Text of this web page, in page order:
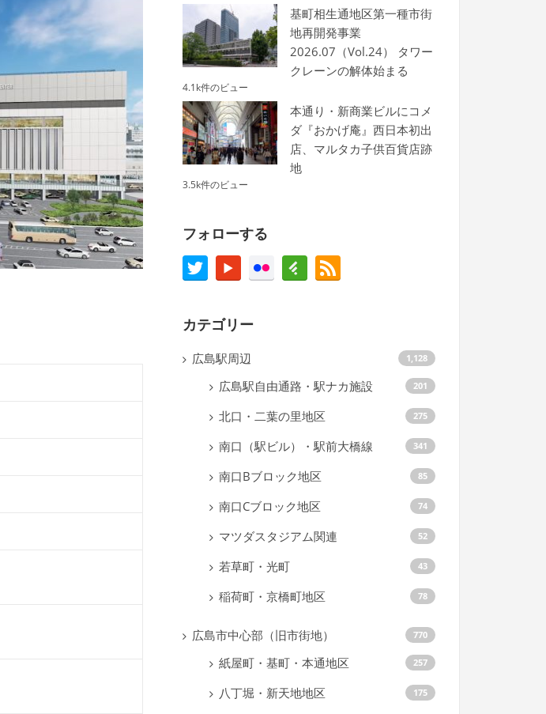
基町相生通地区第一種市街
地再開発事業
2026.07（Vol.24） タワー
クレーンの解体始まる
4.1k件のビュー
本通り・新商業ビルにコメ
ダ『おかげ庵』西日本初出
店、マルタカ子供百貨店跡
地
3.5k件のビュー
フォローする
カテゴリー
広島駅周辺 1,128
広島駅自由通路・駅ナカ施設 201
北口・二葉の里地区 275
南口（駅ビル）・駅前大橋線 341
南口Bブロック地区 85
南口Cブロック地区 74
マツダスタジアム関連 52
若草町・光町 43
稲荷町・京橋町地区 78
広島市中心部（旧市街地） 770
紙屋町・基町・本通地区 257
八丁堀・新天地地区 175